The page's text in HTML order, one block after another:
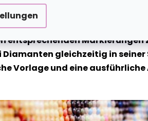
wird auf eine klebrige
entsprechenden
Diamanten gleichzeitig in
Vorlage und eine